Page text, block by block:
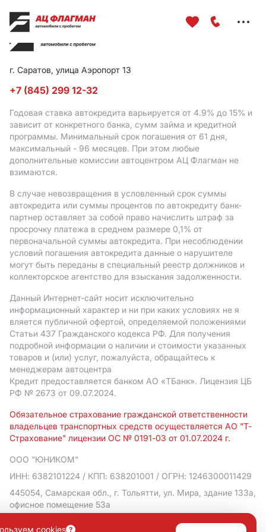
г. Саратов, улица Аэропорт 13
+7 (845) 299 12-32
Годовая ставка автокредита варьируется от 4.9% до 15% и
зависит от конкретного банка, сумм займа и кредитной
программы. Минимальный срок погашения от 61 дня,
максимальный - 96 месяцев. При этом любые
дополнительные комиссии автоцентром АЦ Флагман не
взимаются.
В случае невозвращения в условленный срок суммы
автокредита или суммы процентов по автокредиту банк-
партнер оставляет за собой право начислить штраф за
просрочку платежа в среднем размере 0,1% от
первоначальной суммы автокредита. При несоблюдении
условий погашения автокредита данные о нарушителе
могут быть переданы в специальный реестр должников и
коллекторское агентство для взыскания задолженности.
Данный Интернет-сайт носит исключительно
информационный характер и ни при каких условиях не я
вляется публичной офертой, определяемой положениями
Статьи 437 Гражданского кодекса РФ. Для получения
подробной информации о наличии и стоимости указанных
товаров и (или) услуг, пожалуйста, обращайтесь к
менеджерам автоцентра
Кредит предоставляется банком АO «ТБанк». Лицензия ЦБ
РФ № 2673 от 09.07.2024.
Обязательное страхование гражданской ответственности
владельцев транспортных средств осуществляется АО "Т-
Страхование" лицензии ОС № 0191-03 от 01.07.2024 г.
ООО "ЮНИКОМ"
ИНН: 6382101224 / КПП: 638201001 / ОГРН: 1246300011429
445054, Самарская обл., г. Тольятти, ул. Мира, здание 133а,
офисное помещение 53а
Политика в отношении обработки персональных данных
cookies